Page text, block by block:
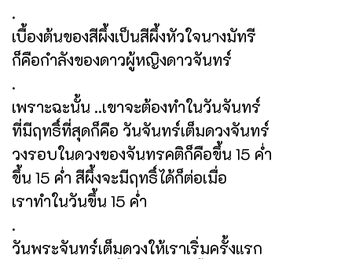
.
เบื้องต้นของสีผึ้งเป็นสีผึ้งหัวใจนางมัทรี
ก็คือกำลังของดาวผู้หญิงดาวจันทร์
.
เพราะฉะนั้น ..เขาจะต้องทำในวันจันทร์
ที่มีฤทธิ์ที่สุดก็คือ วันจันทร์เต็มดวงจันทร์
วงรอบในดวงของจันทรคติก็คือขึ้น 15 ค่ำ
ขึ้น 15 ค่ำ สีผึ้งจะมีฤทธิ์ได้ก็ต่อเมื่อ
เราทำในวันขึ้น 15 ค่ำ
.
วันพระจันทร์เต็มดวงให้เราเริ่มครั้งแรก